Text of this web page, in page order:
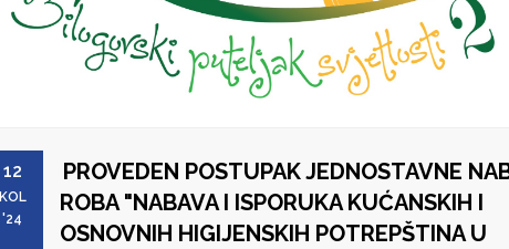
12
KOL
'24
PROVEDEN POSTUPAK JEDNOSTAVNE
ROBA "NABAVA I ISPORUKA KUĆANSKIH I
OSNOVNIH HIGIJENSKIH POTREPŠTINA U